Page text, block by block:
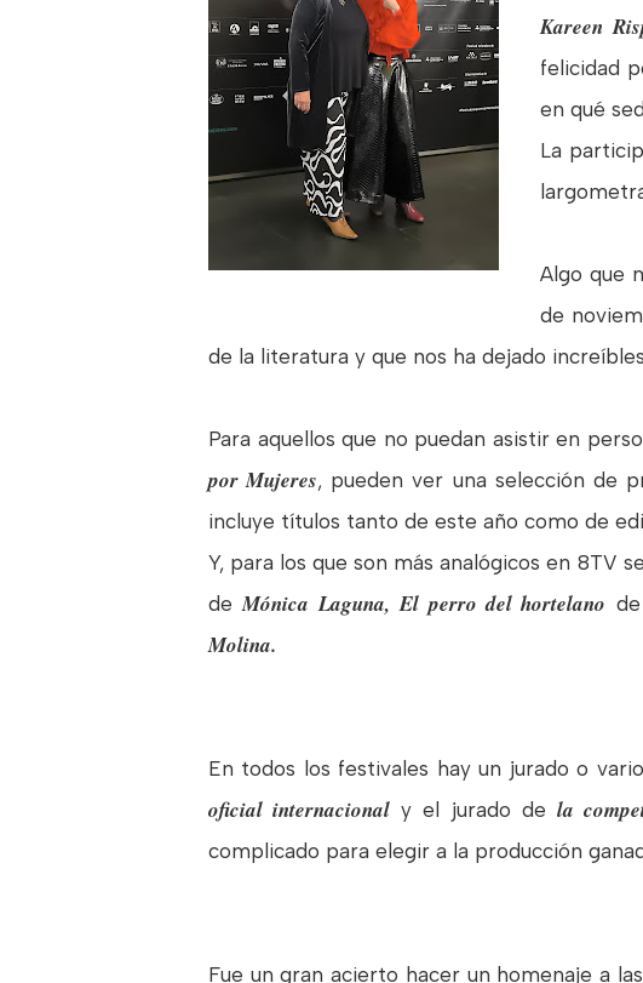
Kareen
felicidad
en qué
La
Algo que
de
de la literatura y que nos ha dejado
Para aquellos que no puedan asistir en
por Mujeres, pueden ver una selección de
incluye títulos tanto de este año como de
Y, para los que son más analógicos en 8TV
deMónica Laguna, El perro del hortelano de
Molina.
En todos los festivales hay un jurado o
oficial internacional y el jurado de la
complicado para elegir a la producción
Fue un gran acierto hacer un homenaje a